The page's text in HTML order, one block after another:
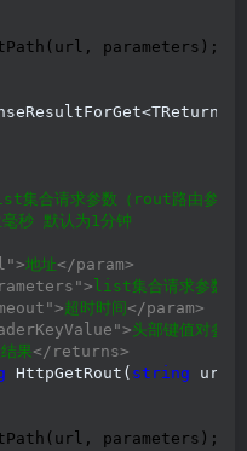
parameters);
合请求参数（rout路由参数
秒 默认为1分钟
地址</param>
list集合请求参数
超时时间 </param>
头部键值对参数
果</returns>
HttpGetRout( string url,
parameters);